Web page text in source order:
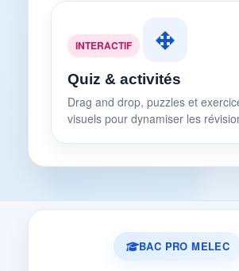
INTERACTIF
Quiz & activités
Drag and drop, puzzles et
visuels pour dynamiser les
BAC PRO MELEC